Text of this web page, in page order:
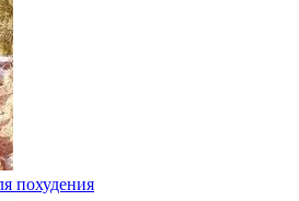
похудения